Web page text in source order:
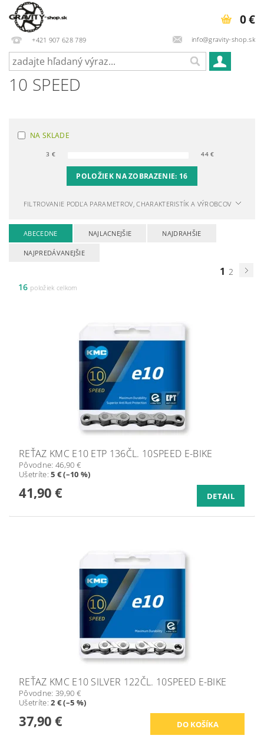
+421 907 628 789 info@gravity-shop.sk
0 €
10 SPEED
NA SKLADE
3 € 44€
POLOŽIEK NA ZOBRAZENIE: 16
FILTROVANIE PODĽA PARAMETROV, CHARAKTERISTÍK A VÝROBCOV
ABECEDNE NAJLACNEJŠIE NAJDRAHŠIE
NAJPREDÁVANEJŠIE
1 2
16 položiek celkom
REŤAZ KMC E10 ETP 136ČL. 10SPEED E-BIKE
Pôvodne: 46,90 €
Ušetríte:5 € (–10 %)
41,90 € DETAIL
REŤAZ KMC E10 SILVER 122ČL. 10SPEED E-BIKE
Pôvodne: 39,90 €
Ušetríte:2 € (–5 %)
37,90 €